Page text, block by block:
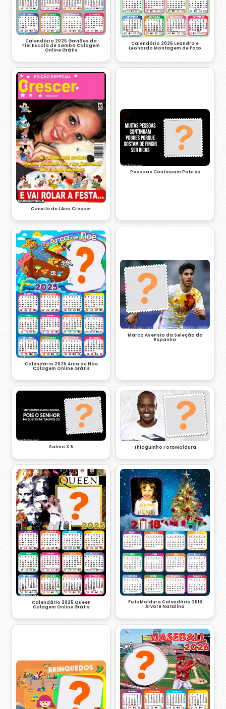
Calendário 2025 Gaviões da
Fiel Escola de Samba Colagem
Online Grátis
Calendário 2026 Leandro e
Leonardo Montagem de Foto
Convite de 1 Ano Crescer
Pessoas Continuam Pobres
Calendário 2025 Arca de Nóe
Colagem Online Grátis
Marco Asensio da Seleção da
Espanha
Salmo 3:5 Thiaguinho FotoMoldura
Calendário 2025 Queen
Colagem Online Grátis
FotoMoldura Calendário 2018
Árvore Natalina